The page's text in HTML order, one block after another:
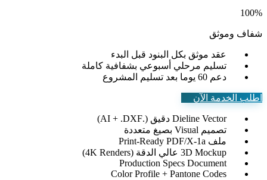
100%
شفاف وموثق
عقد موثقبكل البنود قبل البدء
تسليم مرحلي أسبوعي بشفافية كاملة
دعم 60 يوما
بعد تسليم المشروع
اطلب الخدمة الآن
Dieline Vector دقيق (.AI + .DXF)
تصميم Visual بصيغ متعددة
ملف Print-Ready PDF/X-1a
3D Mockup عالي الدقة (4K Renders)
Production Specs Document
Color Profile + Pantone Codes